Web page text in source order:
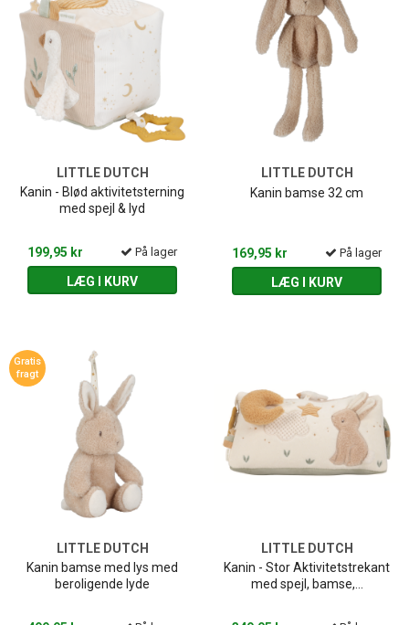
LITTLE DUTCH
Kanin - Blød aktivitetsterning
med spejl & lyd
199,95 kr På lager
LÆG I KURV
LITTLE DUTCH
Kanin bamse 32 cm
169,95 kr På lager
LÆG I KURV
Gratis
fragt
LITTLE DUTCH
Kanin bamse med lys med
beroligende lyde
LITTLE DUTCH
Kanin - Stor Aktivitetstrekant
med spejl, bamse,...